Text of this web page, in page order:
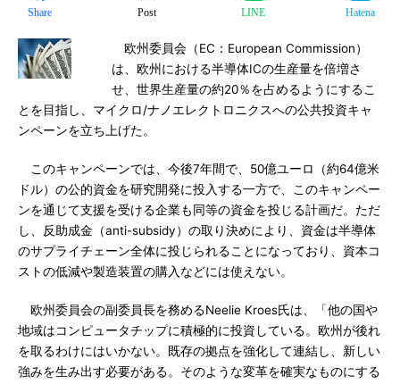
Share Post LINE Hatena
欧州委員会（EC：European Commission）
は、欧州における半導体ICの生産量を倍増さ
せ、世界生産量の約20％を占めるようにするこ
とを目指し、マイクロ/ナノエレクトロニクスへの公共投資キャ
ンペーンを立ち上げた。
このキャンペーンでは、今後7年間で、50億ユーロ（約64億米
ドル）の公的資金を研究開発に投入する一方で、このキャンペー
ンを通じて支援を受ける企業も同等の資金を投じる計画だ。ただ
し、反助成金（anti-subsidy）の取り決めにより、資金は半導体
のサプライチェーン全体に投じられることになっており、資本コ
ストの低減や製造装置の購入などには使えない。
欧州委員会の副委員長を務めるNeelie Kroes氏は、「他の国や
地域はコンピュータチップに積極的に投資している。欧州が後れ
を取るわけにはいかない。既存の拠点を強化して連結し、新しい
強みを生み出す必要がある。そのような変革を確実なものにする